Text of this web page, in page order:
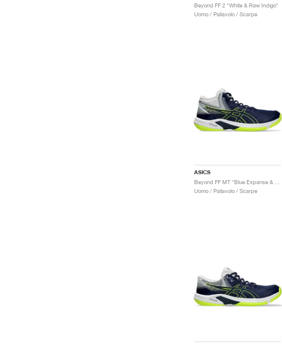
Beyond FF 2 "White & Raw Indigo"
Uomo / Pallavolo / Scarpe
ASICS
Uomo / Pallavolo / Scarpe